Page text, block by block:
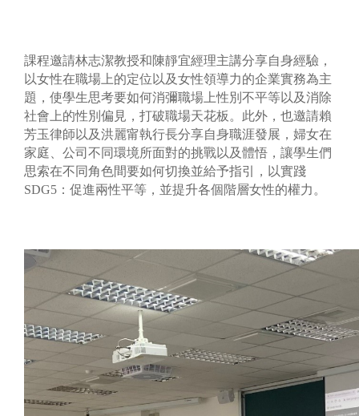
課程邀請林志潔教授和陳靜宜經理主講分享自身經驗，
以女性在職場上的定位以及女性領導力的企業實務為主
題，使學生思考要如何消彌職場上性別不平等以及消除
社會上的性別偏見，打破職場天花板。此外，也邀請賴
芳玉律師以及洪麗甯執行長分享自身職涯發展，婦女在
家庭、公司不同環境所面對的挑戰以及體悟，讓學生們
思索在不同角色間要如何切換並給予指引，以實踐
SDG5：促進兩性平等，並提升各個階層女性的權力。